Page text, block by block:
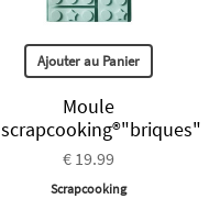
Ajouter au Panier
Moule
scrapcooking®"briques"
€ 19.99
Scrapcooking